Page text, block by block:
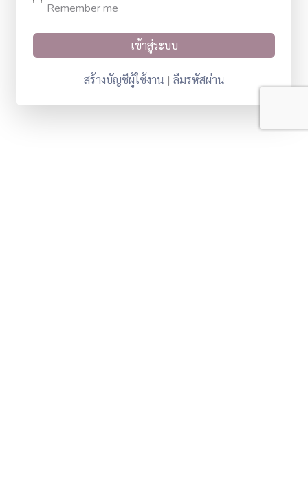
Remember me
สร้างบัญชีผู้ใช้งาน | ลืมรหัสผ่าน